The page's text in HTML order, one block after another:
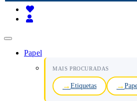
Papel
MAIS PROCURADAS
Etiquetas